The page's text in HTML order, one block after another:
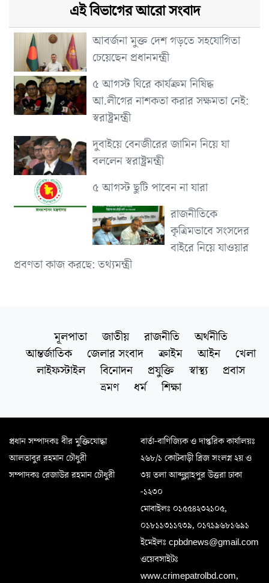
এই বিভাগের আরো সংবাদ
আবর্জনা মুক্ত দেশ গড়তে সহযোগিতা
চেয়েছেন প্রধানমন্ত্রী
৫ আগস্ট ঘিরে কার্যক্রম নিষিদ্ধ
আ.লীগের নাশকতা করার সক্ষমতা নেই:
স্বরাষ্ট্রমন্ত্রী
দুবাইয়ে বেনজীরের জামিন নিয়ে যা
বললেন স্বরাষ্ট্রমন্ত্রী
৫ আগস্ট ছুটি পাবেন না যারা
রাজনীতিকে
কৃত্রিমভাবে সংসদের
বাইরে নিয়ে যাওয়ার
প্রবণতা কাজ করছে: তথ্যমন্ত্রী
মূলপাতা জাতীয় রাজনীতি
অর্থনীতি
আন্তর্জাতিক
জেলার সংবাদ ক্রাইম আইন
খেলা
লাইফস্টাইল
বিনোদন প্রযুক্তি স্বাস্থ্য
প্রবাস
ভ্রমণ
ধর্ম শিক্ষা
প্রধান সম্পাদকঃ বীর মুক্তিযোদ্ধা
আলতাবুর রহমান চৌধুরী
সম্পাদকঃ রেজাউর রহমান চৌধুরী
বার্তা-বাণিজ্যিক ও দাপ্তরিক কার্যালয়ঃ
২৬৮/১ কোটবাড়ী ব্রিজ সংলগ্ন ২য় ও
৩য় তলা আব্দুল্লাহপুর উত্তরা ঢাকা
-১২৩০
মোবাইলঃ ০১৫৫৪২৩২১০৫,
০১৮১১৩১১৭৩৯, ০১৭১৯৬৮১৬৯১
ইমেইলঃ cpbdnews@gmail.com
ওয়েবসাইটঃ
www.crimepatrolbd.com,